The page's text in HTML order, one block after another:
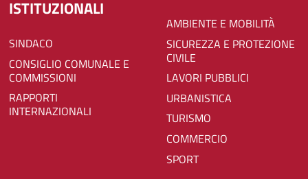
ISTITUZIONALI
SINDACO
CONSIGLIO COMUNALE E
COMMISSIONI
RAPPORTI
INTERNAZIONALI
AMBIENTE E MOBILITÀ
SICUREZZA E PROTEZIONE
CIVILE
LAVORI PUBBLICI
URBANISTICA
TURISMO
COMMERCIO
SPORT